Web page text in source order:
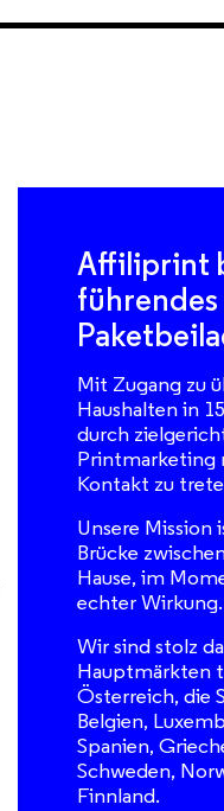
Affiliprint
Mit Zugang zu
Haushalten in
durch
Printmarketing
Kontakt zu
Unsere Mission
Brücke
Hause, im
echter Wirkung.
Wir sind stolz
Hauptmärkten
Österreich, die
Belgien,
Spanien,
Schweden,
Finnland.